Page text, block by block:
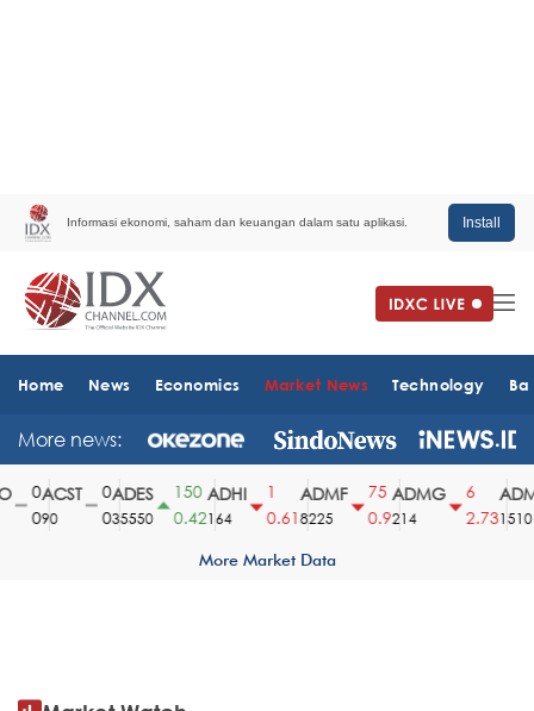
Informasi ekonomi, saham dan keuangan dalam satu aplikasi. Install
Home News Economics Market News Technology
More news:
ACST
90
ADES
35550
150
0.42
ADHI
164
0.61
ADMF
8225
75
0.9
ADMG
214
2.73
ADMR
1510
More Market Data